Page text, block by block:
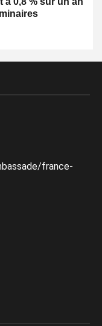
france-